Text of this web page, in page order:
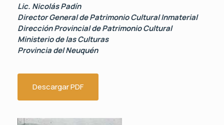
Lic. Nicolás Padín
Director General de Patrimonio Cultural Inmaterial
Dirección Provincial de Patrimonio Cultural
Ministerio de las Culturas
Provincia del Neuquén
Descargar PDF